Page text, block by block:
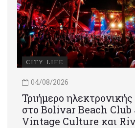
CITY LIFE
04/08/2026
Τριήμερο
στο Bolivar Beach Club
Vintage Culture και